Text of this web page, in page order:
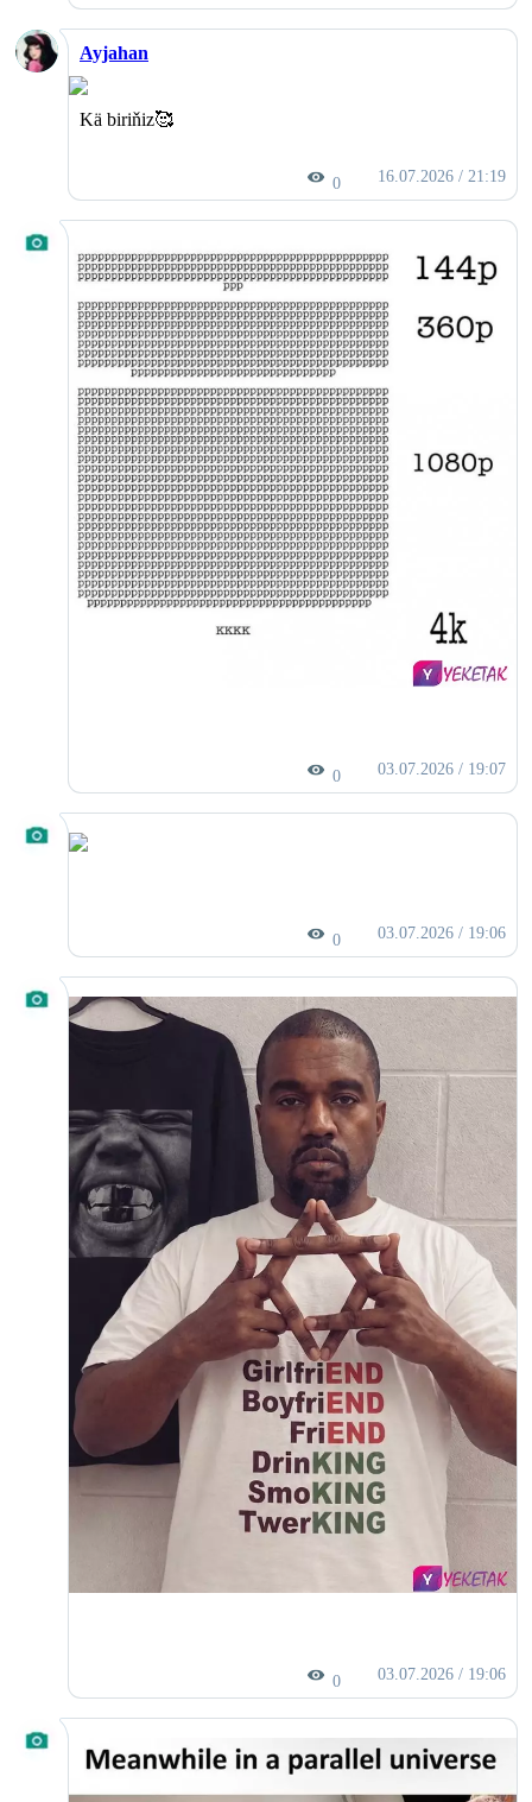
Ayjahan
Kä biriňiz🥰
0 16.07.2026 / 21:19
0 03.07.2026 / 19:07
0 03.07.2026 / 19:06
0 03.07.2026 / 19:06